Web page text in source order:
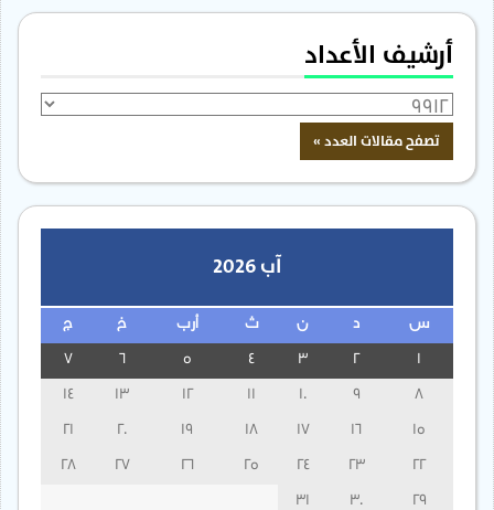
أرشيف الأعداد
آب 2026
س ن ث أرب خ ج
3
13
14
15
16
17
18
19
20
21
22
23
24
25
26
27
28
29
30
31